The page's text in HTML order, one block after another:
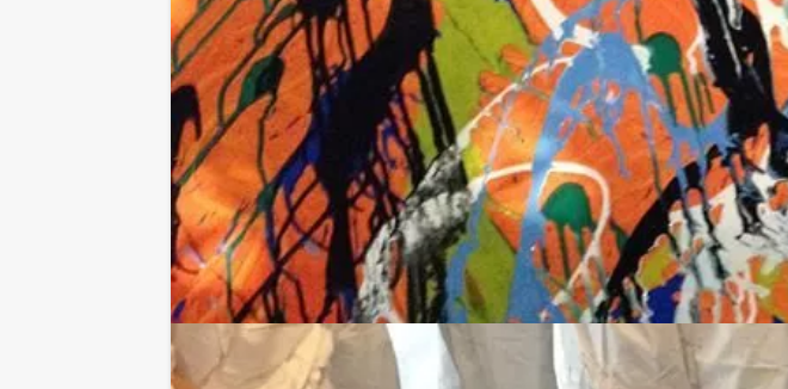
Vrij Schilderen - ga lekker individueel aan de slag met verf,
Bedrijfskleuren - maak samen een fraai kunstwerk waarin de
Iets voor op kantoor - ga samen aan de slag om een uniek
'It takes two to tango' - In koppels gaan jullie aan het werk om een
Feestvarken - Ga eerst individueel aan de slag en maak daarna
gom of de jarige)
Double Vision: uitgebreide vrije mikkende, druppelende,
gaat schilderen.
Workshop op locatie - de wanden van jullie kantoor van de
de mogelijkheden met onze medewerkers!Combineer deze
Hebben jullie iets te vieren of willen jullie meer dan alleen een
een lunch, diner of ander evenement. Bespreek jullie plannen